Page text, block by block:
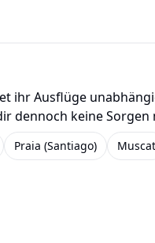
ihr Ausflüge
dennoch keine Sorgen
Praia (Santiago) Muscat